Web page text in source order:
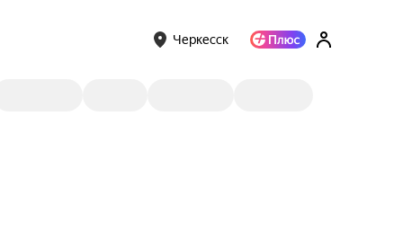
Черкесск